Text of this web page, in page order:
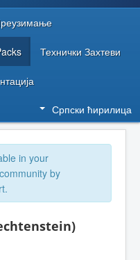
Технички Захтеви
Српски ћирилица
in your
by